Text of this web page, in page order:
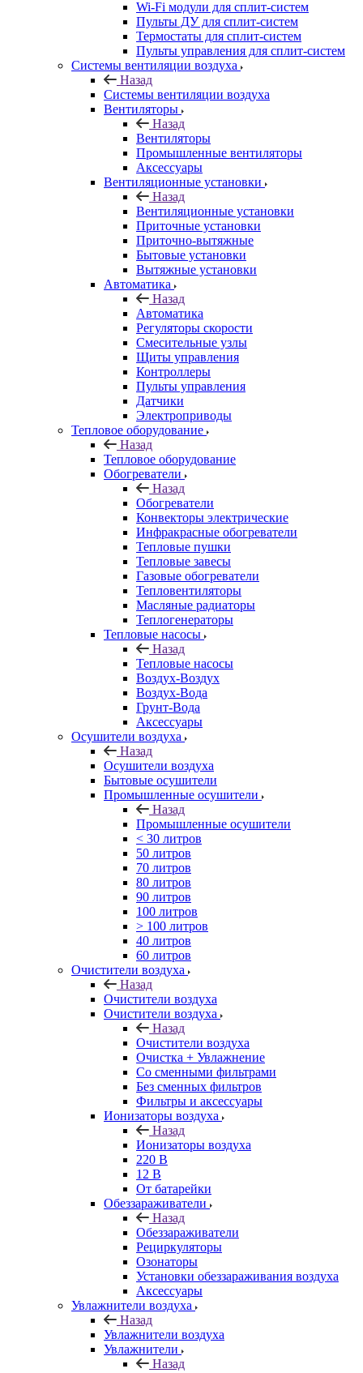
Wi-Fi модули для сплит-систем
Пульты ДУ для сплит-систем
Термостаты для сплит-систем
Пульты управления для сплит-систем
Системы вентиляции воздуха
Назад
Системы вентиляции воздуха
Вентиляторы
Назад
Вентиляторы
Промышленные вентиляторы
Аксессуары
Вентиляционные установки
Назад
Вентиляционные установки
Приточные установки
Приточно-вытяжные
Бытовые установки
Вытяжные установки
Автоматика
Назад
Автоматика
Регуляторы скорости
Смесительные узлы
Щиты управления
Контроллеры
Пульты управления
Датчики
Электроприводы
Тепловое оборудование
Назад
Тепловое оборудование
Обогреватели
Назад
Обогреватели
Конвекторы электрические
Инфракрасные обогреватели
Тепловые пушки
Тепловые завесы
Газовые обогреватели
Тепловентиляторы
Масляные радиаторы
Теплогенераторы
Тепловые насосы
Назад
Тепловые насосы
Воздух-Воздух
Воздух-Вода
Грунт-Вода
Аксессуары
Осушители воздуха
Назад
Осушители воздуха
Бытовые осушители
Промышленные осушители
Назад
Промышленные осушители
< 30 литров
50 литров
70 литров
80 литров
90 литров
100 литров
> 100 литров
40 литров
60 литров
Очистители воздуха
Назад
Очистители воздуха
Очистители воздуха
Назад
Очистители воздуха
Очистка + Увлажнение
Cо сменными фильтрами
Без сменных фильтров
Фильтры и аксессуары
Ионизаторы воздуха
Назад
Ионизаторы воздуха
220 В
12 В
От батарейки
Обеззараживатели
Назад
Обеззараживатели
Рециркуляторы
Озонаторы
Установки обеззараживания воздуха
Аксессуары
Увлажнители воздуха
Назад
Увлажнители воздуха
Увлажнители
Назад